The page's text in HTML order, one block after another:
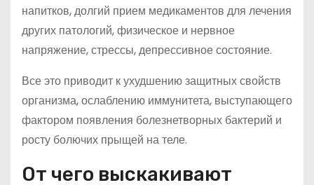
напитков, долгий прием медикаментов для лечения
других патологий, физическое и нервное
напряжение, стрессы, депрессивное состояние.
Все это приводит к ухудшению защитных свойств
организма, ослаблению иммунитета, выступающего
фактором появления болезнетворных бактерий и
росту болючих прыщей на теле.
От чего выскакивают